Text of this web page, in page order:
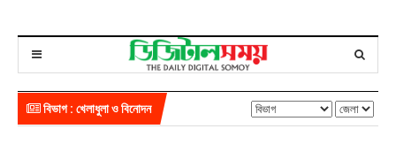
বিভাগ : খেলাধুলা ও বিনোদন